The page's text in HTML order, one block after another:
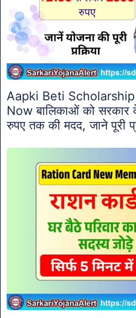
Aapki Beti
Now बालिकाओं को
रुपए तक की मदद, जाने पूरी